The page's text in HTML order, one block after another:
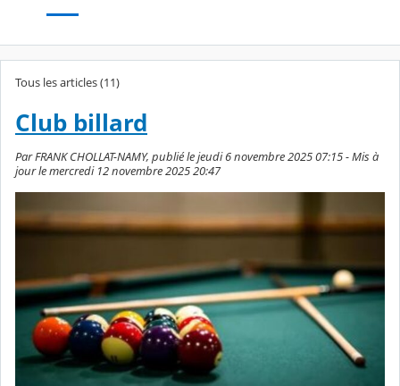
Tous les articles (11)
Club billard
Par FRANK CHOLLAT-NAMY, publié le jeudi 6 novembre 2025 07:15 - Mis à
jour le mercredi 12 novembre 2025 20:47